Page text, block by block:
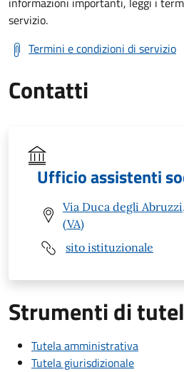
servizio.
Termini e condizioni di servizio
Contatti
Ufficio assistenti
Via Duca degli
(VA)
sito istituzionale
Strumenti di
Tutela amministrativa
Tutela giurisdizionale